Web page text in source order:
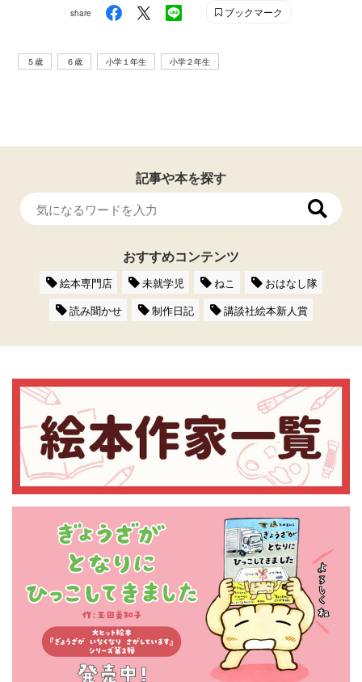
share ブックマーク
５歳 ６歳 小学１年生 小学２年生
記事や本を探す
おすすめコンテンツ
絵本専門店 未就学児 ねこ
おはなし隊
読み聞かせ
制作日記 講談社絵本新人賞